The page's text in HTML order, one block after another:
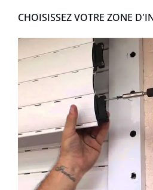
CHOISISSEZ VOTRE ZONE